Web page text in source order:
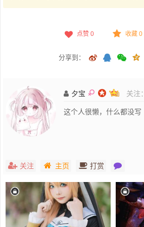
点赞 0 收藏 0
分享到：
夕宝 关注：
这个人很懒，什么都没写
关注 主页 打赏